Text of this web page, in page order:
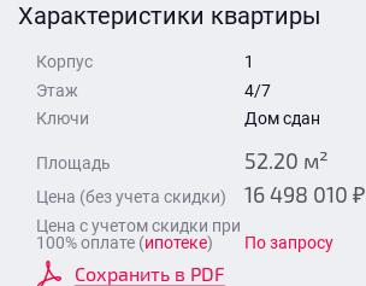
Характеристики квартиры
Корпус
1
Этаж
4/7
Ключи
Дом сдан
Площадь 52.20 м²
Цена (без учета скидки) 16 498 010 ₽
Цена с учетом скидки при
100% оплате (ипотеке) По запросу
Сохранить в PDF
Время для звонка
Отправить